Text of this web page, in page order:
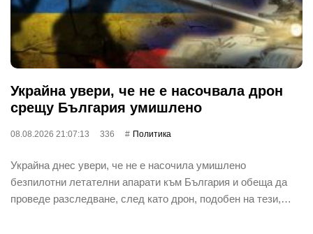
Украйна увери, че не е насочвала дрон
срещу България умишлено
08.08.2026 21:07:13 336 Политика
Украйна днес увери, че не е насочила умишлено
безпилотни летателни апарати към България и обеща да
проведе разследване, след като дрон, подобен на тези,…